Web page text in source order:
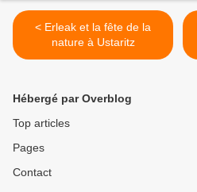
< Erleak et la fête de la
nature à Ustaritz
Hébergé par Overblog
Top articles
Pages
Contact